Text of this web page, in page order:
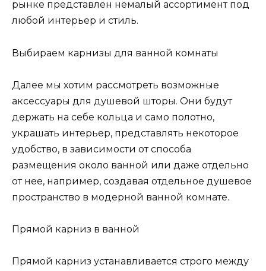
рынке представлен немалый ассортимент под
любой интерьер и стиль.
Выбираем карнизы для ванной комнаты
Далее мы хотим рассмотреть возможные
аксессуары для душевой шторы. Они будут
держать на себе кольца и само полотно,
украшать интерьер, представлять некоторое
удобство, в зависимости от способа
размещения около ванной или даже отдельно
от нее, например, создавая отдельное душевое
пространство в модерной ванной комнате.
Прямой карниз в ванной
Прямой карниз устанавливается строго между